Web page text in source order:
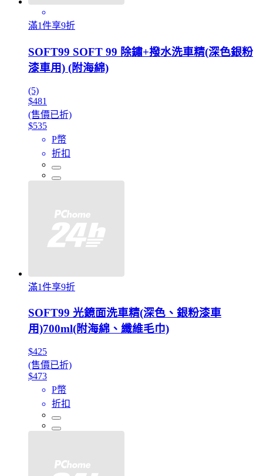
滿1件享9折
SOFT99 SOFT 99 除鏽+撥水洗車精(深色銀粉
漆車用) (附海綿)
(5)
$481
(售價已折)
$535
P幣
折扣
滿1件享9折
SOFT99 光鏡面洗車精(深色、銀粉漆車
用)700ml(附海綿、纖維毛巾)
$425
(售價已折)
$473
P幣
折扣